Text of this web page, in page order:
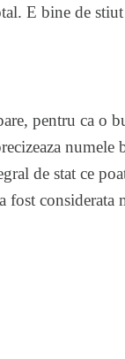
E bine de
pentru ca o
numele
de stat ce
fost